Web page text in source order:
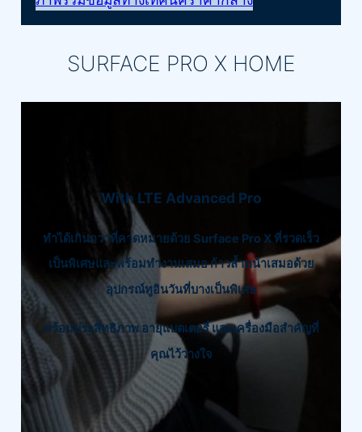
SURFACE PRO X HOME
With LTE Advanced Pro
ทำได้เกินกว่าที่คาดหมายด้วย Surface Pro X ที่รวดเร็ว
เป็นพิเศษและพร้อมทำงานเสมอ ก้าวล้ำหน้าเสมอด้วย
อุปกรณ์ทูอินวันที่บางเป็นพิเศษ
พร้อมประสิทธิภาพ อายุแบตเตอรี่ และเครื่องมือสำคัญที่
คุณไว้วางใจ